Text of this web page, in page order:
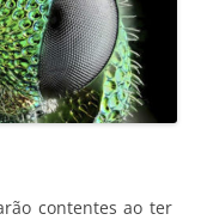
contentes ao ter